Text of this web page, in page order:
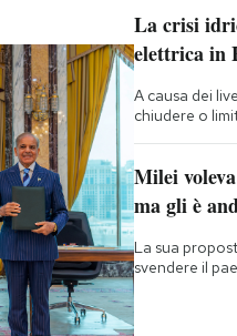
La crisi
elettrica in
A causa dei
chiudere o
Milei
ma gli è
La sua
svendere il